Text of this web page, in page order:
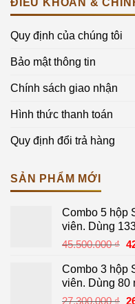
ĐIỀU KHOẢN &
Quy định của chúng tôi
Bảo mật thông tin
Chính sách giao nhận
Hình thức thanh toán
Quy định đổi trả hàng
SẢN PHẨM MỚI
Combo 5 hộp
viên. Dùng
45.500.000₫
Combo 3 hộp
viên. Dùng 80
27.300.000₫